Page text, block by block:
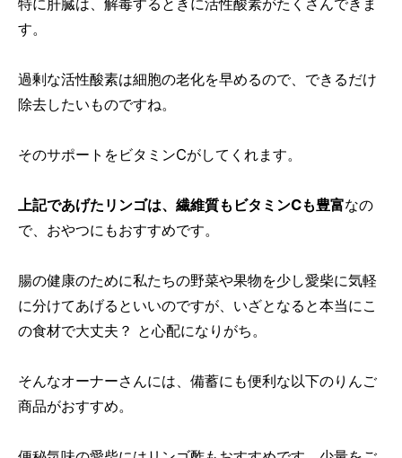
す。
過剰な活性酸素は細胞の老化を早めるので、できるだけ
除去したいものですね。
そのサポートをビタミンCがしてくれます。
上記であげたリンゴは、繊維質もビタミンCも豊富なの
で、おやつにもおすすめです。
腸の健康のために私たちの野菜や果物を少し愛柴に気軽
に分けてあげるといいのですが、いざとなると本当にこ
の食材で大丈夫？ と心配になりがち。
そんなオーナーさんには、備蓄にも便利な以下のりんご
商品がおすすめ。